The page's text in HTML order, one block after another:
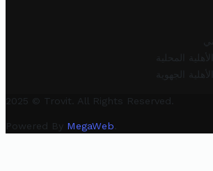
المحلية
الجهوية
2025 © Trovit. All Rights Reserved.
Powered By MegaWeb